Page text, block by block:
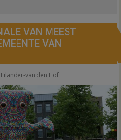
VAN MEEST
VAN
Eilander-van den Hof